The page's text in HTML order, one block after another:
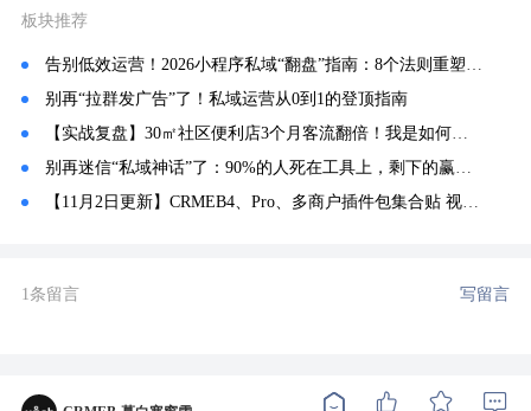
板块推荐
告别低效运营！2026小程序私域“翻盘”指南：8个法则重塑转化路径
别再“拉群发广告”了！私域运营从0到1的登顶指南
【实战复盘】30㎡社区便利店3个月客流翻倍！我是如何玩转公众号+CRMEB的？
别再迷信“私域神话”了：90%的人死在工具上，剩下的赢在系统里
【11月2日更新】CRMEB4、Pro、多商户插件包集合贴 视频教程
1条留言 写留言